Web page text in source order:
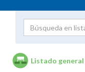
Listado